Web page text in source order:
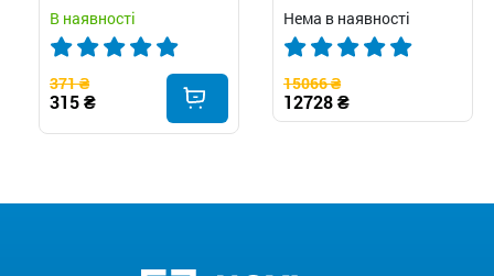
В наявності
371 ₴
315 ₴
Нема в наявності
15066 ₴
12728 ₴